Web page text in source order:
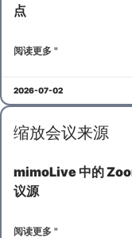
点
阅读更多 "
2026-07-02
缩放会议来源
mimoLive 中的
议源
阅读更多 "